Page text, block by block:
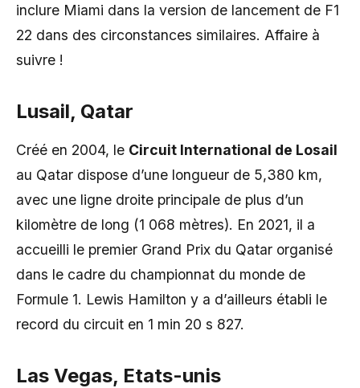
inclure Miami dans la version de lancement de F1
22 dans des circonstances similaires. Affaire à
suivre !
Lusail, Qatar
Créé en 2004, le Circuit International de Losail
au Qatar dispose d’une longueur de 5,380 km,
avec une ligne droite principale de plus d’un
kilomètre de long (1 068 mètres). En 2021, il a
accueilli le premier Grand Prix du Qatar organisé
dans le cadre du championnat du monde de
Formule 1. Lewis Hamilton y a d’ailleurs établi le
record du circuit en 1 min 20 s 827.
Las Vegas, Etats-unis